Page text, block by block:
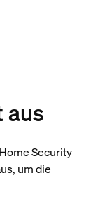
aus
Security
um die